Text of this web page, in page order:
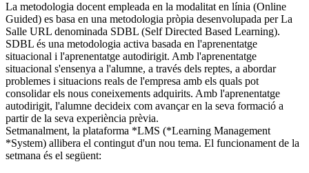
La metodologia docent empleada en la modalitat en línia (Online
Guided) es basa en una metodologia pròpia desenvolupada per La
Salle URL denominada SDBL (Self Directed Based Learning).
SDBL és una metodologia activa basada en l'aprenentatge
situacional i l'aprenentatge autodirigit. Amb l'aprenentatge
situacional s'ensenya a l'alumne, a través dels reptes, a abordar
problemes i situacions reals de l'empresa amb els quals pot
consolidar els nous coneixements adquirits. Amb l'aprenentatge
autodirigit, l'alumne decideix com avançar en la seva formació a
partir de la seva experiència prèvia.
Setmanalment, la plataforma *LMS (*Learning Management
*System) allibera el contingut d'un nou tema. El funcionament de la
setmana és el següent: